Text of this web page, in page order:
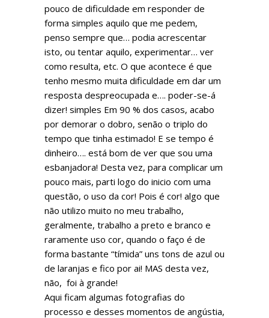
pouco de dificuldade em responder de
forma simples aquilo que me pedem,
penso sempre que… podia acrescentar
isto, ou tentar aquilo, experimentar… ver
como resulta, etc. O que acontece é que
tenho mesmo muita dificuldade em dar um
resposta despreocupada e…. poder-se-á
dizer! simples Em 90 % dos casos, acabo
por demorar o dobro, senão o triplo do
tempo que tinha estimado! E se tempo é
dinheiro…. está bom de ver que sou uma
esbanjadora! Desta vez, para complicar um
pouco mais, parti logo do inicio com uma
questão, o uso da cor! Pois é cor! algo que
não utilizo muito no meu trabalho,
geralmente, trabalho a preto e branco e
raramente uso cor, quando o faço é de
forma bastante “tímida” uns tons de azul ou
de laranjas e fico por ai! MAS desta vez,
não, foi à grande!
Aqui ficam algumas fotografias do
processo e desses momentos de angústia,